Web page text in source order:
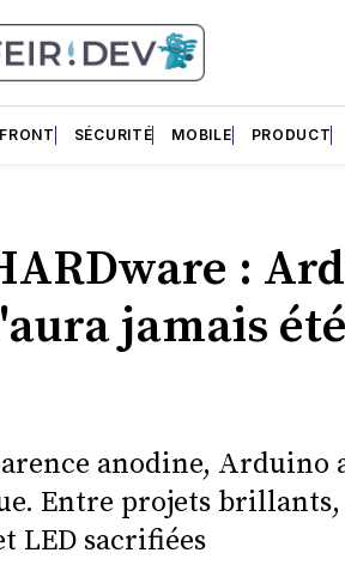
FRONT SÉCURITÉ MOBILE PRODUCT
:
jamais
anodine, Arduino
Entre projets brillants,
LED sacrifiées